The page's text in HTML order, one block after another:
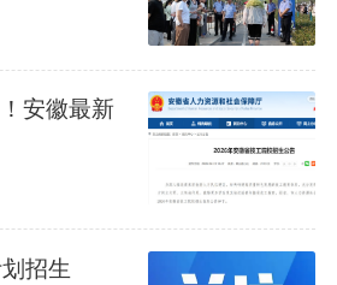
安徽最新
招生